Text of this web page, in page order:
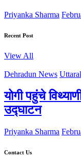
Priyanka Sharma
Recent Post
View All
Dehradun News
योगी पहुंचे
उद्घाटन
Priyanka Sharma
Contact Us